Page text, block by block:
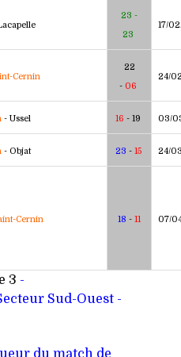
23 -
23
17/
Cernin
22
- 06
24/
- Ussel 16 - 19 03/
- Objat 23 - 15 24/
Cernin 18 - 11 07/
3 -
Sud-Ouest -
du match de